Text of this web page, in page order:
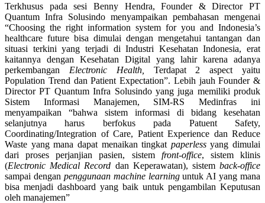
Terkhusus pada sesi Benny Hendra, Founder & Director PT
Quantum Infra Solusindo menyampaikan pembahasan mengenai
“Choosing the right information system for you and Indonesia’s
healthcare future bisa dimulai dengan mengetahui tantangan dan
situasi terkini yang terjadi di Industri Kesehatan Indonesia, erat
kaitannya dengan Kesehatan Digital yang lahir karena adanya
perkembangan Electronic Health, Terdapat 2 aspect yaitu
Population Trend dan Patient Expectation”. Lebih jauh Founder &
Director PT Quantum Infra Solusindo yang juga memiliki produk
Sistem Informasi Manajemen, SIM-RS Medinfras ini
menyampaikan “bahwa sistem informasi di bidang kesehatan
selanjutnya harus berfokus pada Patuent Safety,
Coordinating/Integration of Care, Patient Experience dan Reduce
Waste yang mana dapat menaikan tingkat paperlessyang dimulai
dari proses perjanjian pasien, sistem front-office, sistem klinis
(Electronic Medical Record dan Keperawatan), sistemback-office
sampai dengan penggunaan machine learninguntuk AI yang mana
bisa menjadi dashboard yang baik untuk pengambilan Keputusan
oleh manajemen”